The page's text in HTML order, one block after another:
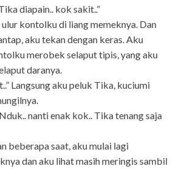
diapain.. kok sakit..”
kontolku di liang memeknya. Dan
aku tekan dengan keras. Aku
merobek selaput tipis, yang aku
daranya.
Langsung aku peluk Tika, kuciumi
nanti enak kok.. Tika tenang saja
beberapa saat, aku mulai lagi
dan aku lihat masih meringis sambil